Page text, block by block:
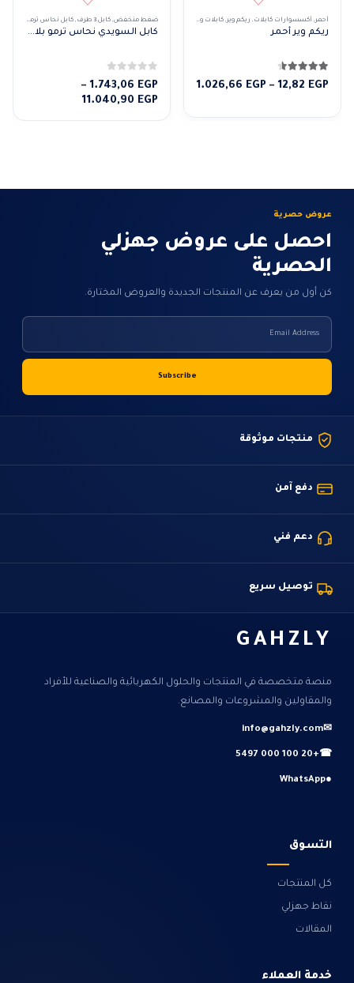
أحمر , أكسسوارات كابلات , ريكم وير , كابلات و إكسسوارات
ريكم وير أحمر
4.50 من 5
12,82 EGP
–
1.026,66 EGP
نطاق
من
ضغط منخفض, كابل 3 طرف , كابل نحاس ترمو بلاستيك
كابل السويدي نحاس ترمو بلاستيك 3 طرف
0من 5
1.743,06 EGP
–
11.040,90 EGP
نطاق
عروض حصرية
احصل على عروض جهزلي
الحصرية
كن أول من يعرف عن المنتجات الجديدة والعروض المختارة.
منتجات موثوقة
دفع آمن
دعم فني
توصيل سريع
GAHZLY
منصة متخصصة في المنتجات والحلول الكهربائية والصناعية للأفراد
والمقاولين والمشروعات والمصانع.
✉
info@gahzly.com
☎
+20 100 000 5497
●
WhatsApp
التسوق
كل المنتجات
نقاط جهزلي
المقالات
خدمة العملاء